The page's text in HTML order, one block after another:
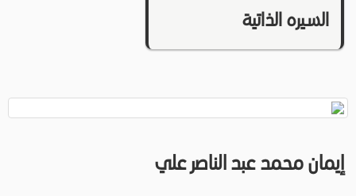
السيره الذاتية
إيمان محمد عبد الناصر علي